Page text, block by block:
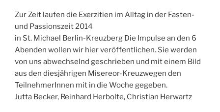
Zur Zeit laufen die Exerzitien im Alltag in der Fasten-
und Passionszeit 2014
in St. Michael Berlin-Kreuzberg Die Impulse an den 6
Abenden wollen wir hier veröffentlichen. Sie werden
von uns abwechselnd geschrieben und mit einem Bild
aus den diesjährigen Misereor-Kreuzwegen den
TeilnehmerInnen mit in die Woche gegeben.
Jutta Becker, Reinhard Herbolte, Christian Herwartz